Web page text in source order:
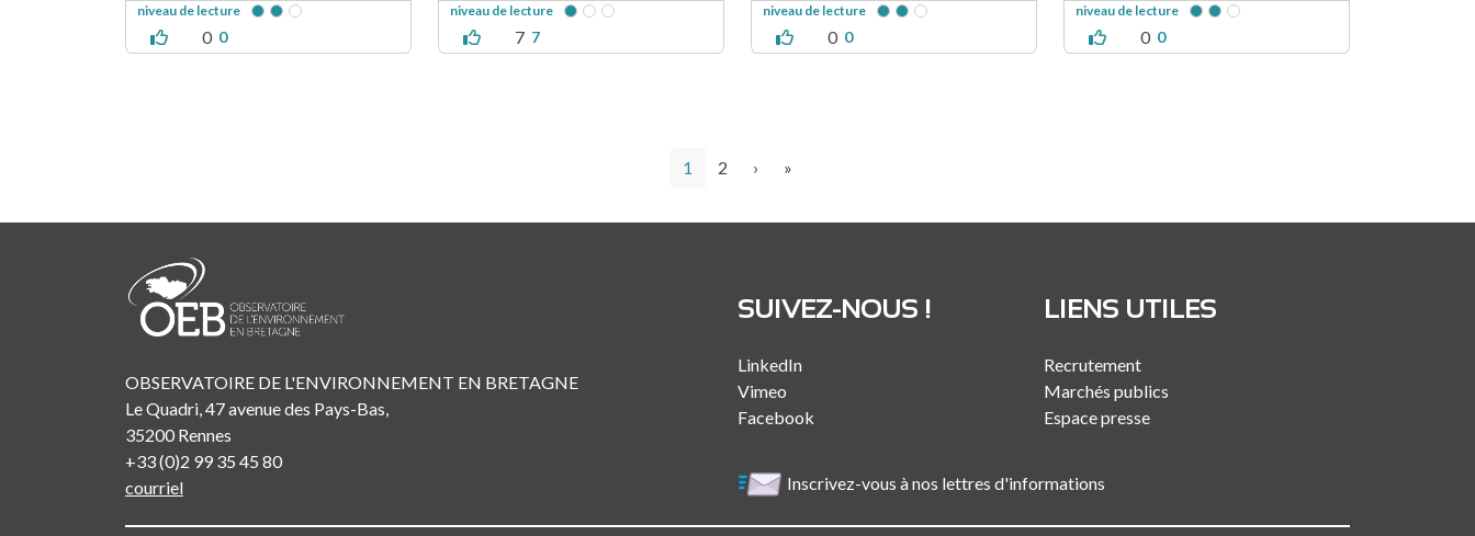
niveau de lecture
0 0
niveau de lecture
7 7
niveau de lecture
0 0
niveau de lecture
0 0
Page courante
1 Page
2 Page suivante
› Dernière page
»
OBSERVATOIRE DE L'ENVIRONNEMENT EN BRETAGNE
Le Quadri, 47 avenue des Pays-Bas,
35200 Rennes
+33 (0)2 99 35 45 80
courriel
SUIVEZ-NOUS !
LinkedIn
Vimeo
Facebook
LIENS UTILES
Recrutement
Marchés publics
Espace presse
Inscrivez-vous à nos lettres d'informations